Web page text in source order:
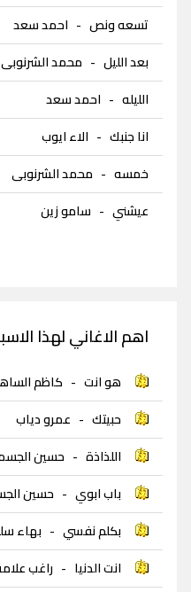
تسعه ونص - احمد سعد
بعد الليل - محمد الشرنوبى
الليله - احمد سعد
انا جنبك - الاء ايوب
خمسه - محمد الشرنوبى
عيشني - سامو زين
اهم الاغاني لهذا
هو انت - كاظم
حبيتك - عمرو دياب
اللذاذة - حسين
باب ابوي - حسين
بكلم نفسي - بهاء
انت الدنيا - راغب